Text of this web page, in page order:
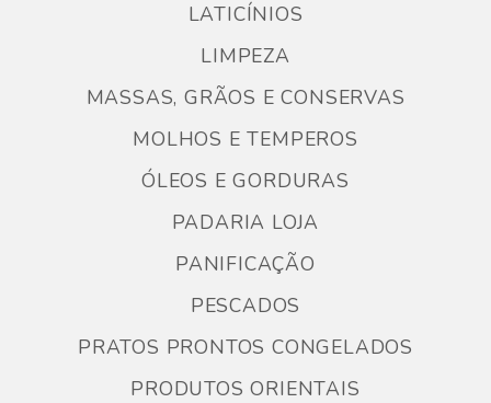
LATICÍNIOS
LIMPEZA
MASSAS, GRÃOS E CONSERVAS
MOLHOS E TEMPEROS
ÓLEOS E GORDURAS
PADARIA LOJA
PANIFICAÇÃO
PESCADOS
PRATOS PRONTOS CONGELADOS
PRODUTOS ORIENTAIS